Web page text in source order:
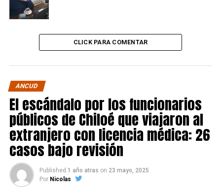
CLICK PARA COMENTAR
ANCUD
El escándalo por los funcionarios
públicos de Chiloé que viajaron al
extranjero con licencia médica: 26
casos bajo revisión
Published 1 año atras on 23 mayo, 2025
Por Nicolas